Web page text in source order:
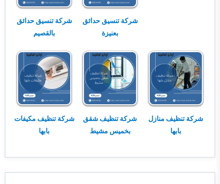
شركة تنسيق حدائق
بعنيزة
شركة تنسيق حدائق
بالقصيم
شركة تنظيف منازل
بابها
شركة تنظيف شقق
بخميس مشيط
شركة تنظيف مكيفات
بابها